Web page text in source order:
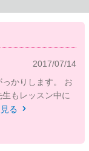
2017/07/14
かりします。 お
もレッスン中に
る 